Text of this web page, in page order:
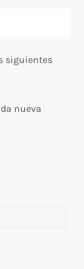
siguientes
nueva